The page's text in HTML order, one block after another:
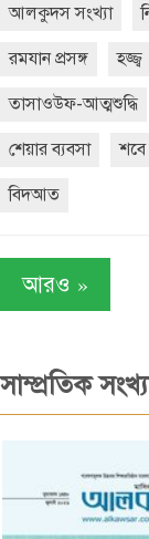
আলকুদস সংখ্যা
রমযান প্রসঙ্গ হজ্জ্ব
তাসাওউফ-আত্মশুদ্ধি
শেয়ার ব্যবসা
বিদআত
আরও »
সাম্প্রতিক